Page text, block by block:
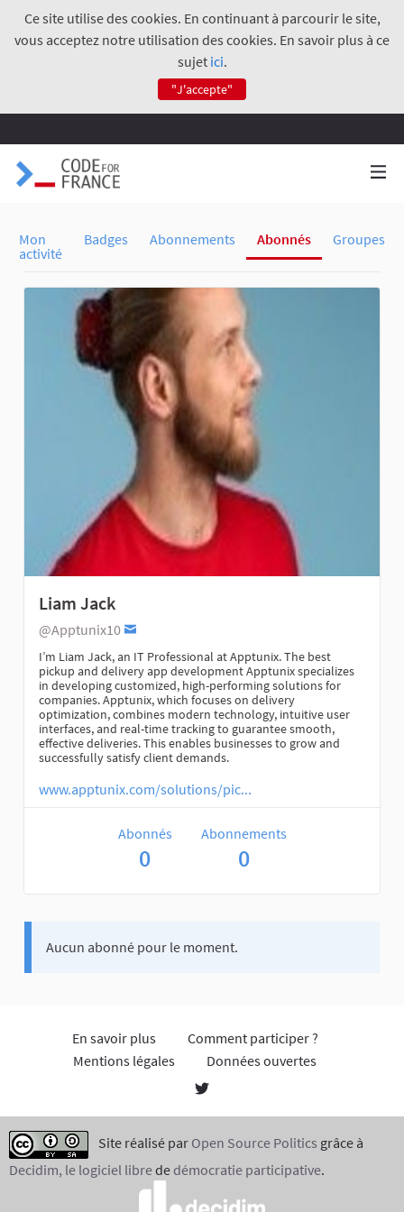
Ce site utilise des cookies. En continuant à parcourir le site,
vous acceptez notre utilisation des cookies. En savoir plus à ce
sujet ici.
"J'accepte"
Mon
activité
Badges Abonnements Abonnés Groupes
Liam Jack
@Apptunix10
I’m Liam Jack, an IT Professional at Apptunix. The best
pickup and delivery app development Apptunix specializes
in developing customized, high-performing solutions for
companies. Apptunix, which focuses on delivery
optimization, combines modern technology, intuitive user
interfaces, and real-time tracking to guarantee smooth,
effective deliveries. This enables businesses to grow and
successfully satisfy client demands.
www.apptunix.com/solutions/pic...
Abonnés
0
Abonnements
0
Aucun abonné pour le moment.
En savoir plus
Comment participer ?
Mentions légales
Données ouvertes
Site réalisé par Open Source Politics grâce à
Decidim, le logiciel librededémocratie participative.